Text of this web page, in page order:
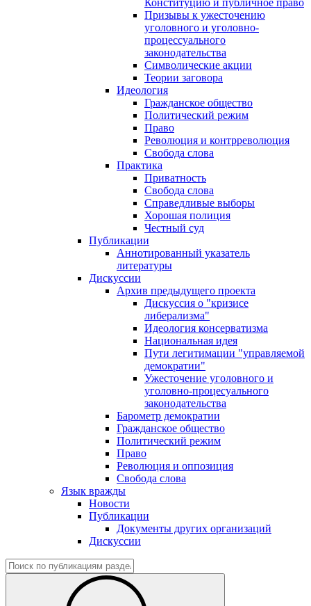
Конституцию и публичное право
Призывы к ужесточению
уголовного и уголовно-
процессуального
законодательства
Символические акции
Теории заговора
Идеология
Гражданское общество
Политический режим
Право
Революция и контрреволюция
Свобода слова
Практика
Приватность
Свобода слова
Справедливые выборы
Хорошая полиция
Честный суд
Публикации
Аннотированный указатель
литературы
Дискуссии
Архив предыдущего проекта
Дискуссия о "кризисе
либерализма"
Идеология консерватизма
Национальная идея
Пути легитимации "управляемой
демократии"
Ужесточение уголовного и
уголовно-процесуального
законодательства
Барометр демократии
Гражданское общество
Политический режим
Право
Революция и оппозиция
Свобода слова
Язык вражды
Новости
Публикации
Документы других организаций
Дискуссии